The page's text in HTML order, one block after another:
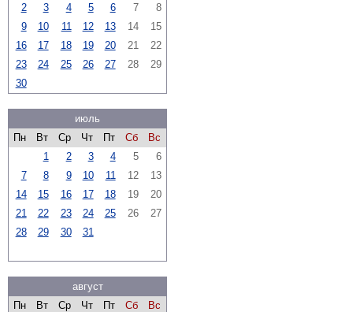
2
3 4 5 6 7
8
9
10 11 12 13 14
15
16
17 18 19 20 21
22
23
24 25 26 27 28
29
30
июль
Пн
Вт Ср Чт Пт Сб
Вс
1
2 3 4 5
6
7
8 9 10 11 12
13
14
15 16 17 18 19
20
21
22 23 24 25 26
27
28
29 30 31
август
Пн
Вт Ср Чт Пт Сб
Вс